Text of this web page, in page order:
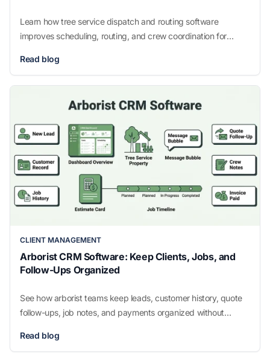
Learn how tree service dispatch and routing software
improves scheduling, routing, and crew coordination for
complex operations.
Read blog
CLIENT MANAGEMENT
Arborist CRM Software: Keep Clients, Jobs, and
Follow-Ups Organized
See how arborist teams keep leads, customer history, quote
follow-ups, job notes, and payments organized without
Read blog